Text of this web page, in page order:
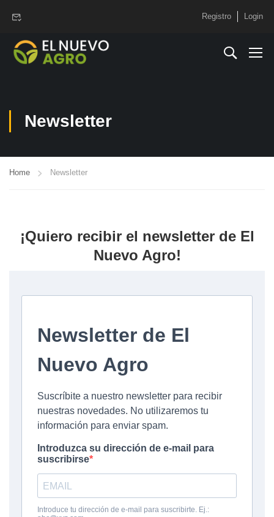
Registro Login
Newsletter
Home Newsletter
¡Quiero recibir el newsletter de El
Nuevo Agro!